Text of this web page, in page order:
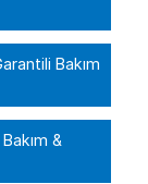
Bakım
&